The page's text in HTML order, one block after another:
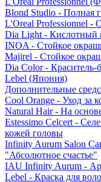
Blond Studio - Полная
L'Oreal Professionnel -
Dia Light - Кислотный
INOA - Стойкое
Majirel - Стойкое
Dia Color - Краситель-
Lebel (Япония)
Дополнительные
Cool Orange - Уход за
Natural Hair - На
Estessimo Celcert -
кожей головы
Infinity Aurum Salon
"Абсолютное счастье"
IAU Infinity Aurum -
Lebel - Краска для